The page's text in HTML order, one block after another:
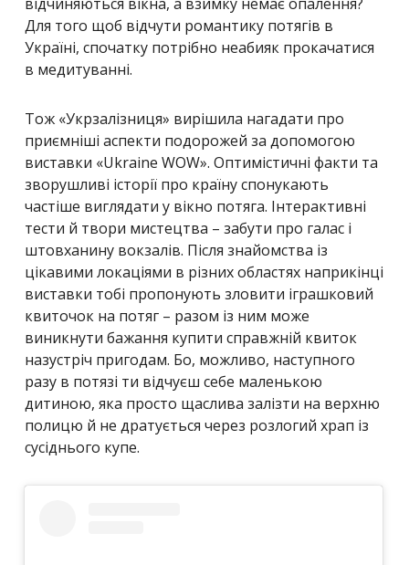
Для того щоб відчути романтику потягів в
Україні, спочатку потрібно неабияк прокачатися
в медитуванні.
Тож «Укрзалізниця» вирішила нагадати про
приємніші аспекти подорожей за допомогою
виставки «Ukraine WOW». Оптимістичні факти та
зворушливі історії про країну спонукають
частіше виглядати у вікно потяга. Інтерактивні
тести й твори мистецтва – забути про галас і
штовханину вокзалів. Після знайомства із
цікавими локаціями в різних областях наприкінці
виставки тобі пропонують зловити іграшковий
квиточок на потяг – разом із ним може
виникнути бажання купити справжній квиток
назустріч пригодам. Бо, можливо, наступного
разу в потязі ти відчуєш себе маленькою
дитиною, яка просто щаслива залізти на верхню
полицю й не дратується через розлогий храп із
сусіднього купе.